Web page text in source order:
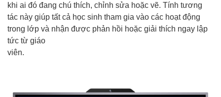
khi ai đó đang chú thích, chỉnh sửa hoặc vẽ. Tính tương
tác này giúp tất cả học sinh tham gia vào các hoạt động
trong lớp và nhận được phản hồi hoặc giải thích ngay lập
tức từ giáo
viên.